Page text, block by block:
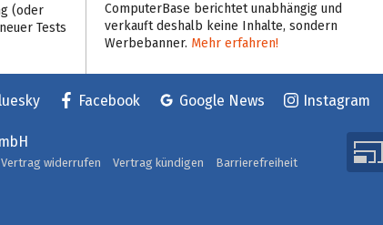
(oder
Tests
ComputerBase berichtet unabhängig und
verkauft deshalb keine Inhalte, sondern
Werbebanner. Mehr erfahren!
Facebook Google News Instagram
Vertrag widerrufen Vertrag kündigen
Barrierefreiheit